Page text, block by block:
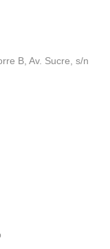
B, Av. Sucre, s/n